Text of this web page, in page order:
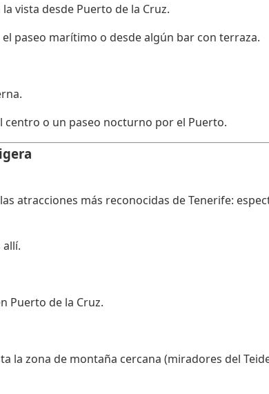
vista desde Puerto de la Cruz.
paseo marítimo o desde algún bar con terraza.
centro o un paseo nocturno por el Puerto.
atracciones más reconocidas de Tenerife:
Puerto de la Cruz.
la zona de montaña cercana (miradores del